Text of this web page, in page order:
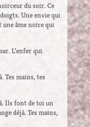
du soir. Ce
Une envie qui
une âme noire qui
L’enfer qui
Tes mains, tes
Ils font de toi un
déjà. Tes mains,